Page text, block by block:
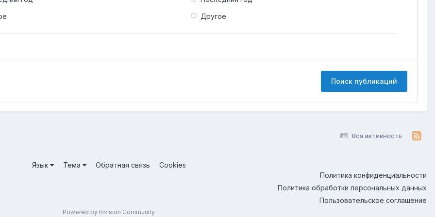
Другое
Поиск публикаций
Вся активность
Язык Тема Обратная связь
Cookies
Политика конфиденциальности
Политика обработки персональных данных
Пользовательское соглашение
Powered by Invision Community